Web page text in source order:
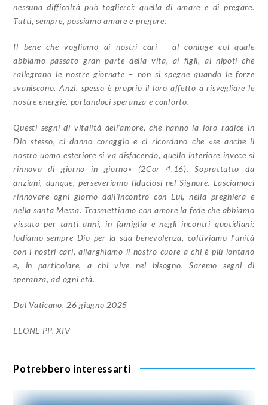
nessuna difficoltà può toglierci: quella di amare e di pregare.
Tutti, sempre, possiamo amare e pregare.
Il bene che vogliamo ai nostri cari – al coniuge col quale
abbiamo passato gran parte della vita, ai figli, ai nipoti che
rallegrano le nostre giornate – non si spegne quando le forze
svaniscono. Anzi, spesso è proprio il loro affetto a risvegliare le
nostre energie, portandoci speranza e conforto.
Questi segni di vitalità dell’amore, che hanno la loro radice in
Dio stesso, ci danno coraggio e ci ricordano che «se anche il
nostro uomo esteriore si va disfacendo, quello interiore invece si
rinnova di giorno in giorno» (2Cor 4,16). Soprattutto da
anziani, dunque, perseveriamo fiduciosi nel Signore. Lasciamoci
rinnovare ogni giorno dall’incontro con Lui, nella preghiera e
nella santa Messa. Trasmettiamo con amore la fede che abbiamo
vissuto per tanti anni, in famiglia e negli incontri quotidiani:
lodiamo sempre Dio per la sua benevolenza, coltiviamo l’unità
con i nostri cari, allarghiamo il nostro cuore a chi è più lontano
e, in particolare, a chi vive nel bisogno. Saremo segni di
speranza, ad ogni età.
Dal Vaticano, 26 giugno 2025
LEONE PP. XIV
Potrebbero interessarti